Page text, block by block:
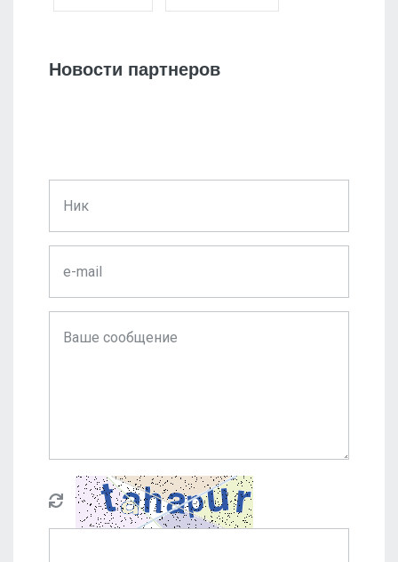
Новости партнеров